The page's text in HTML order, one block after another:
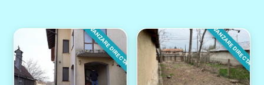
VANZARE DIRECTA VANZARE DIRECTA